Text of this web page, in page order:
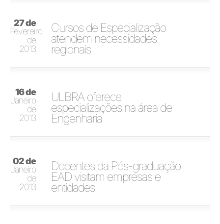
27 de
Fevereiro
de
2013
Cursos de Especialização
atendem necessidades
regionais
16 de
Janeiro
de
2013
ULBRA oferece
especializações na área de
Engenharia
02 de
Janeiro
de
2013
Docentes da Pós-graduação
EAD visitam empresas e
entidades